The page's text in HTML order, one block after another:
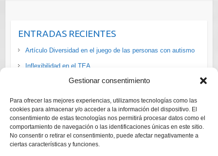
Gestionar consentimiento
Para ofrecer las mejores experiencias, utilizamos tecnologías como las
cookies para almacenar y/o acceder a la información del dispositivo. El
consentimiento de estas tecnologías nos permitirá procesar datos como el
comportamiento de navegación o las identificaciones únicas en este sitio.
No consentir o retirar el consentimiento, puede afectar negativamente a
ciertas características y funciones.
ENTRADAS RECIENTES
Artículo Diversidad en el juego de las personas con autismo
Inflexibilidad en el TEA
La situación de las personas #LGTBI+ con #discapacidad en
Cursos ADI-R y ADOS-2 Diagnóstico Trastornos del Espectro
del Autismo
Curso online gratuito para adaptar el ocio a las personas con
autismo